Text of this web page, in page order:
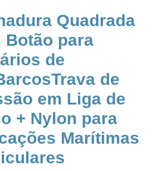
Quadrada
Botão para
de
de
em Liga de
+ Nylon para
Marítimas